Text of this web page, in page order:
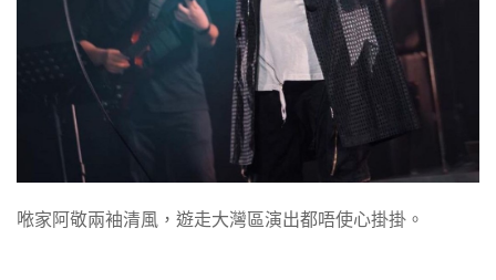
𠵱家阿敬兩袖清風，遊走大灣區演出都唔使心掛掛。